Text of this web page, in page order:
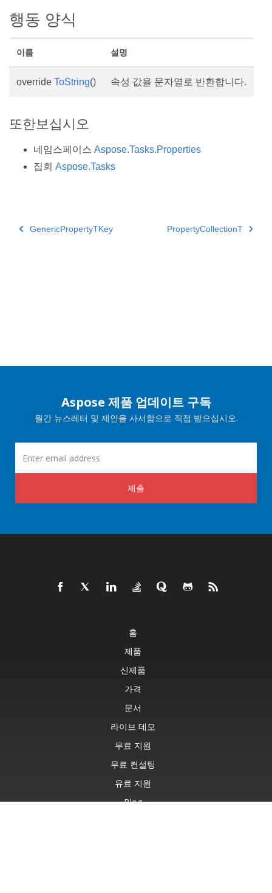
행동 양식
이름 설명
override ToString() 속성 값을 문자열로 반환합니다.
또한보십시오
네임스페이스 Aspose.Tasks.Properties
집회 Aspose.Tasks
GenericPropertyTKey PropertyCollectionT
Aspose 제품 업데이트 구독
월간 뉴스레터 및 제안을 사서함으로 직접 받으십시오.
제출
홈
제품
신제품
가격
문서
라이브 데모
무료 지원
무료 컨설팅
유료 지원
Blog